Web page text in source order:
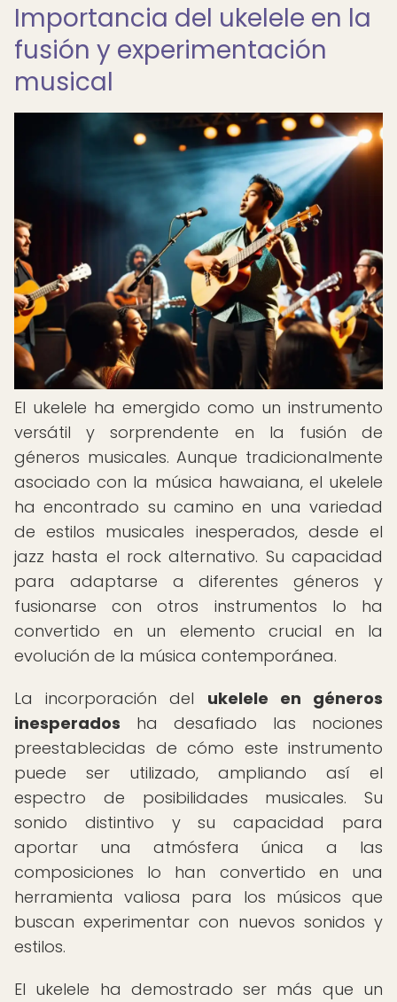
Importancia del ukelele en la
fusión y experimentación
musical
El ukelele ha emergido como un instrumento
versátil y sorprendente en la fusión de
géneros musicales. Aunque tradicionalmente
asociado con la música hawaiana, el ukelele
ha encontrado su camino en una variedad
de estilos musicales inesperados, desde el
jazz hasta el rock alternativo. Su capacidad
para adaptarse a diferentes géneros y
fusionarse con otros instrumentos lo ha
convertido en un elemento crucial en la
evolución de la música contemporánea.
La incorporación del ukelele en géneros
inesperados ha desafiado las nociones
preestablecidas de cómo este instrumento
puede ser utilizado, ampliando así el
espectro de posibilidades musicales. Su
sonido distintivo y su capacidad para
aportar una atmósfera única a las
composiciones lo han convertido en una
herramienta valiosa para los músicos que
buscan experimentar con nuevos sonidos y
estilos.
El ukelele ha demostrado ser más que un